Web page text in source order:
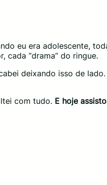
eu era adolescente,
cada “drama” do ringue.
deixando isso de
com tudo. E hoje